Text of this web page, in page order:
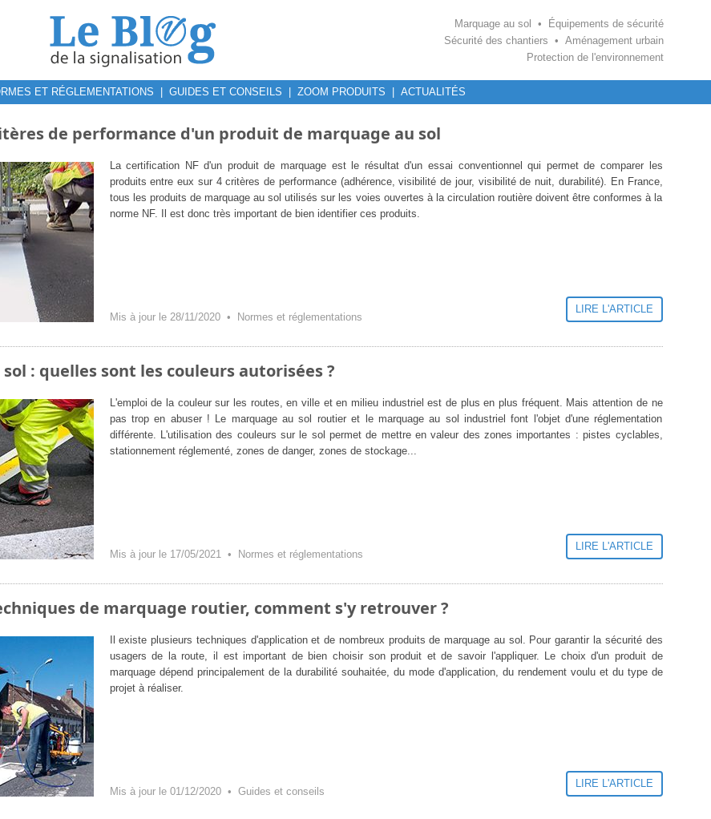
Marquage au sol • Équipements de sécurité
Sécurité des chantiers • Aménagement urbain
Protection de l'environnement
ET RÉGLEMENTATIONS GUIDES ET CONSEILS ZOOM PRODUITS ACTUALITÉS
de performance d'un produit de marquage au sol
La certification NF d'un produit de marquage est le résultat d'un essai conventionnel qui permet de comparer les
produits entre eux sur 4 critères de performance (adhérence, visibilité de jour, visibilité de nuit, durabilité). En France,
tous les produits de marquage au sol utilisés sur les voies ouvertes à la circulation routière doivent être conformes à la
norme NF. Il est donc très important de bien identifier ces produits.
Mis à jour le 28/11/2020 • Normes et réglementations
LIRE L'ARTICLE
: quelles sont les couleurs autorisées ?
L'emploi de la couleur sur les routes, en ville et en milieu industriel est de plus en plus fréquent. Mais attention de ne
pas trop en abuser ! Le marquage au sol routier et le marquage au sol industriel font l'objet d'une réglementation
différente. L'utilisation des couleurs sur le sol permet de mettre en valeur des zones importantes : pistes cyclables,
stationnement réglementé, zones de danger, zones de stockage...
Mis à jour le 17/05/2021 • Normes et réglementations
LIRE L'ARTICLE
de marquage routier, comment s'y retrouver ?
Il existe plusieurs techniques d'application et de nombreux produits de marquage au sol. Pour garantir la sécurité des
usagers de la route, il est important de bien choisir son produit et de savoir l'appliquer. Le choix d'un produit de
marquage dépend principalement de la durabilité souhaitée, du mode d'application, du rendement voulu et du type de
projet à réaliser.
Mis à jour le 01/12/2020 • Guides et conseils
LIRE L'ARTICLE